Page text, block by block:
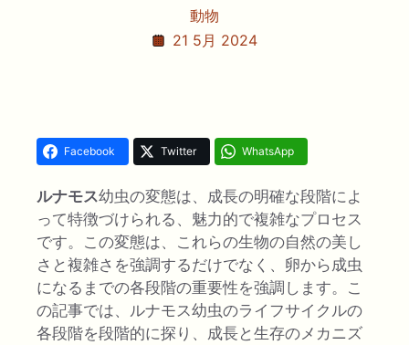
動物
21 5月 2024
Facebook Twitter WhatsApp
ルナモス幼虫の変態は、成長の明確な段階によ
って特徴づけられる、魅力的で複雑なプロセス
です。この変態は、これらの生物の自然の美し
さと複雑さを強調するだけでなく、卵から成虫
になるまでの各段階の重要性を強調します。こ
の記事では、ルナモス幼虫のライフサイクルの
各段階を段階的に探り、成長と生存のメカニズ